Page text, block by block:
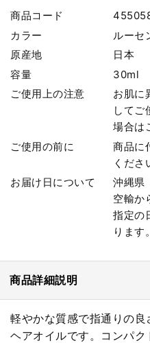
商品コード
カラー
ルーセ
原産地
日本
容量
30ml
ご使用上の注意
お肌に
してご
場合は
ご使用の前に
商品に
くださ
お届け日について
沖縄県
空輸か
指定の
ります。
商品詳細説明
軽やかな質感で指通りの
ヘアオイルです。コンパ